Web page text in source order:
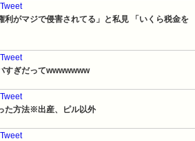
利がマジで侵害されてる」と私見 「いくら税金を
すぎだってwwwwwww
た方法※出産、ピル以外